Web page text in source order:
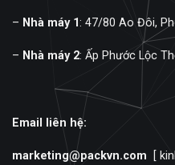
– Nhà máy 1: 47/80 Ao Đôi,
– Nhà máy 2: Ấp Phước Lộc
Email liên hệ:
marketing@packvn.com [